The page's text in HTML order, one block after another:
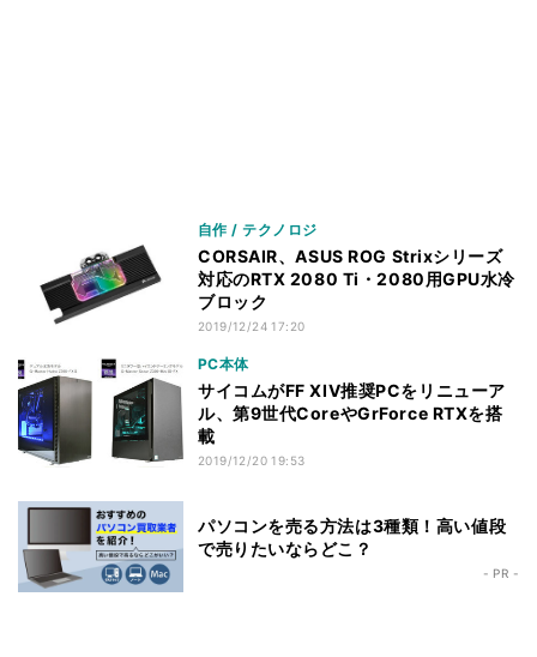
自作 / テクノロジ
CORSAIR、ASUS ROG Strixシリーズ
対応のRTX 2080 Ti・2080用GPU水冷
ブロック
2019/12/24 17:20
PC本体
サイコムがFF XIV推奨PCをリニューア
ル、第9世代CoreやGrForce RTXを搭
載
2019/12/20 19:53
パソコンを売る方法は3種類！高い値段
で売りたいならどこ？
- PR -